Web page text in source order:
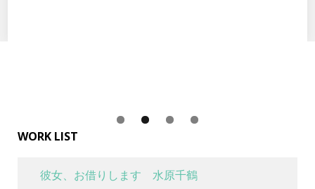
WORK LIST
彼女、お借りします 水原千鶴